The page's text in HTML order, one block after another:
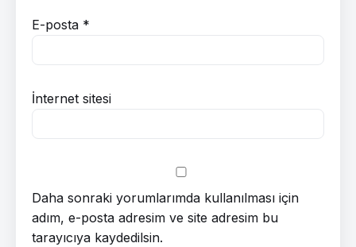
E-posta *
İnternet sitesi
Daha sonraki yorumlarımda kullanılması için
adım, e-posta adresim ve site adresim bu
tarayıcıya kaydedilsin.